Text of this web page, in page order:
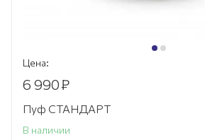
Цена:
6 990₽
Пуф СТАНДАРТ
В наличии